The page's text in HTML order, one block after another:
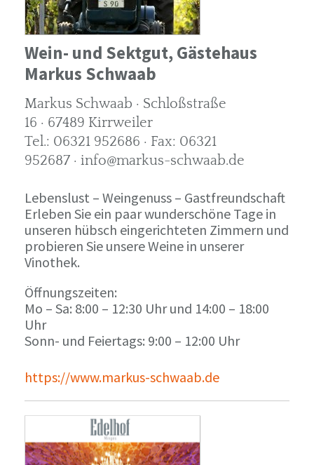
Wein- und Sektgut, Gästehaus
Markus Schwaab
Markus Schwaab · Schloßstraße
16 · 67489 Kirrweiler
Tel.: 06321 952686 · Fax: 06321
952687 · info@markus-schwaab.de
Lebenslust – Weingenuss – Gastfreundschaft
Erleben Sie ein paar wunderschöne Tage in
unseren hübsch eingerichteten Zimmern und
probieren Sie unsere Weine in unserer
Vinothek.
Öffnungszeiten:
Mo – Sa: 8:00 – 12:30 Uhr und 14:00 – 18:00
Uhr
Sonn- und Feiertags: 9:00 – 12:00 Uhr
https://www.markus-schwaab.de